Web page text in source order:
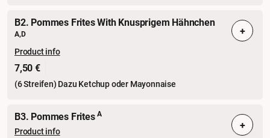
B2. Pommes Frites With Knusprigem Hähnchen
A,D
Product info
7,50 €
(6 Streifen) Dazu Ketchup oder Mayonnaise
+
B3. Pommes FritesA
Product info +